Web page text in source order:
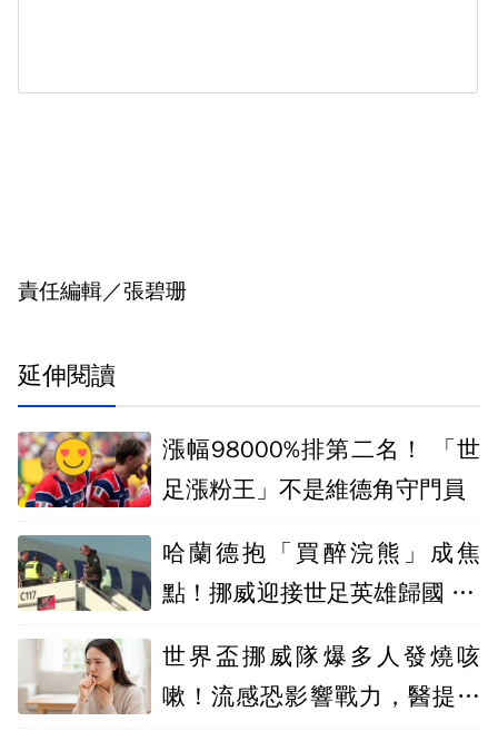
責任編輯／張碧珊
延伸閱讀
漲幅98000%排第二名！ 「世
足漲粉王」不是維德角守門員
哈蘭德抱「買醉浣熊」成焦
點！挪威迎接世足英雄歸國 10
世界盃挪威隊爆多人發燒咳
嗽！流感恐影響戰力，醫提醒